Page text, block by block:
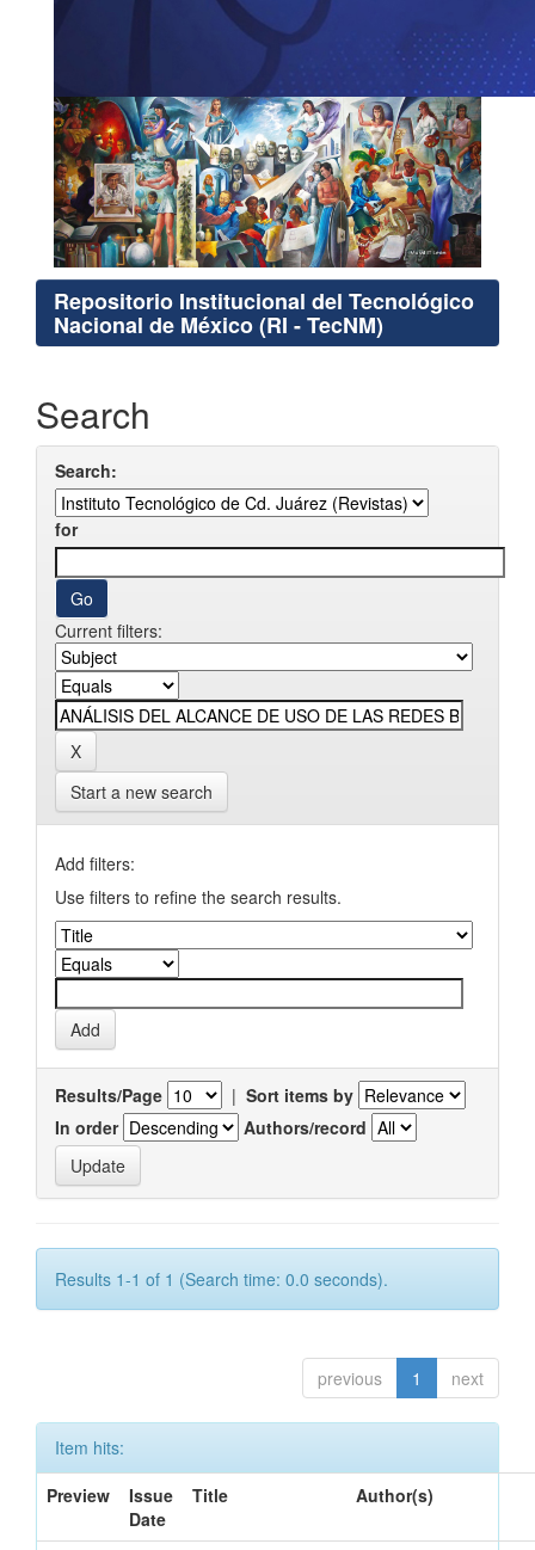
Repositorio Institucional del Tecnológico
Nacional de México (RI - TecNM)
Search
Search:
for
Current filters:
Start a new search
Add filters:
Use filters to refine the search results.
Results/Page | Sort items by
In order
Authors/record
Results 1-1 of 1 (Search time: 0.0 seconds).
previous 1 next
Item hits:
Preview
Issue
Date
Title Author(s)